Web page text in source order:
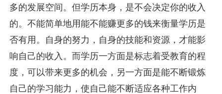
多的发展空间。但学历本身，是不会决定你的收入
的。不能简单地用能不能赚更多的钱来衡量学历是
否有用。自身的努力，自身的技能和资源，才能影
响自己的收入。而学历一方面是标志着受教育的程
度，可以带来更多的机会，另一方面是能不断锻炼
自己的学习能力，使自己能不断适应各种工作内